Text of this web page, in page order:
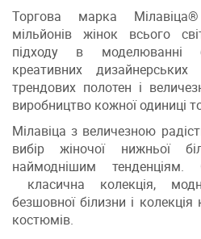
Торгова марка
мільйонів жінок всього
підходу в моделюванні
креативних
трендових полотен і
виробництво кожної одиниці
Мілавіца з величезною
вибір жіночої нижньої
наймоднішим
класична колекція,
безшовної білизни і
костюмів.